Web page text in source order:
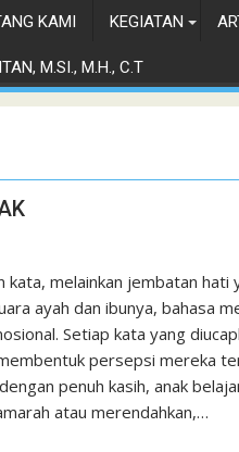
KAMI KEGIATAN
M.SI., M.H., C.T
kata, melainkan jembatan hati
ayah dan ibunya, bahasa
Setiap kata yang
persepsi mereka
penuh kasih, anak
atau merendahkan,…